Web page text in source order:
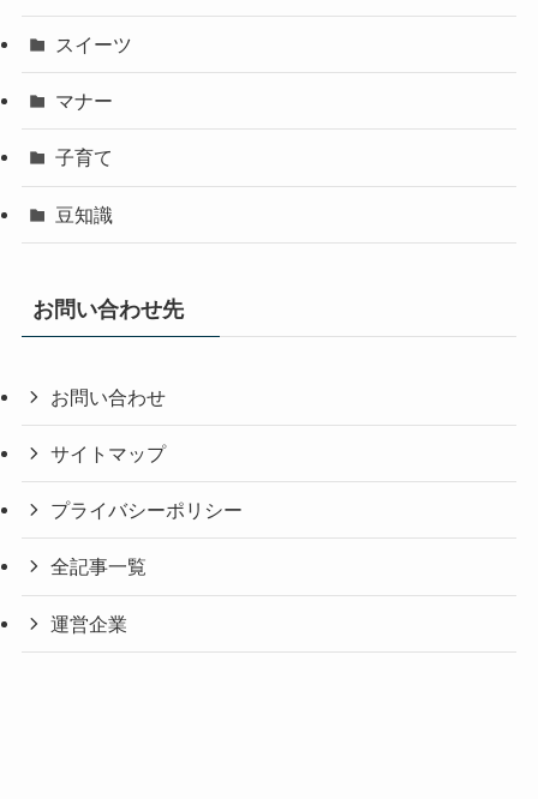
スイーツ
マナー
子育て
豆知識
お問い合わせ先
お問い合わせ
サイトマップ
プライバシーポリシー
全記事一覧
運営企業